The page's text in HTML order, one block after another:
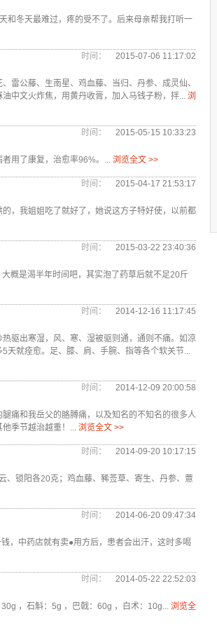
和冬天最难过，疼的受不了。后来母亲帮我打听一
时间： 2015-07-06 11:17:02
雷公藤、生南星、鸡血藤、当归、丹参、成灵仙、
中文火炸焦，用黄丹收膏，加入马钱子粉，拌... 浏
时间： 2015-05-15 10:33:23
用了康复，治愈率96%。... 浏览全文 >>
时间： 2015-04-17 21:53:17
，我姐姐吃了就好了，她说这方子特好使，以前都
时间： 2015-03-22 23:40:36
概是渴半年时间吧，其实泡了药草后就不足20斤
时间： 2014-12-16 11:17:45
驱出寒湿，风、寒、湿被驱则通，通则不痛。如凉
天就痊愈。足、膝、肩、手腕、指等各个软关节...
时间： 2014-12-09 20:00:58
痛和我岳父的胳膊痛，以及知名的不知名的很多人
季节越治越重！... 浏览全文 >>
时间： 2014-09-20 10:17:15
、锁阳各20克；鸡血藤、豨莶草、寄生、丹参、薏
时间： 2014-06-20 09:47:34
，中药店就有卖●用方后，患者会出汗，这时多喝
时间： 2014-05-22 22:52:03
，石斛：5g ，巴戟：60g ，白术：10g... 浏览全